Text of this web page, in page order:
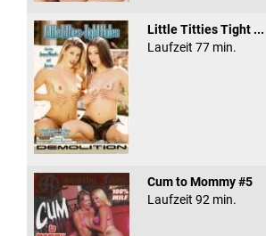
Little Titties Tight ...
Laufzeit 77 min.
Cum to Mommy #5
Laufzeit 92 min.